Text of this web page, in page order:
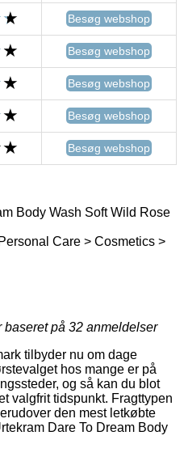
Besøg webshop
Besøg webshop
Besøg webshop
Besøg webshop
Besøg webshop
Body Wash Soft Wild Rose
Care > Cosmetics >
baseret på 32 anmeldelser
tilbyder nu om dage
hos mange er på
og så kan du blot
valgfrit tidspunkt. Fragttypen
den mest letkøbte
Dare To Dream Body